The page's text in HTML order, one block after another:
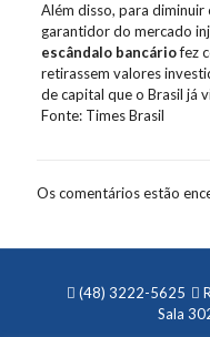
Além disso, para diminuir
garantidor do mercado
escândalo bancáriofez
retirassem valores
de capital que o Brasil já
Fonte: Times Brasil
Os comentários estão
(48) 3222-5625
Sala